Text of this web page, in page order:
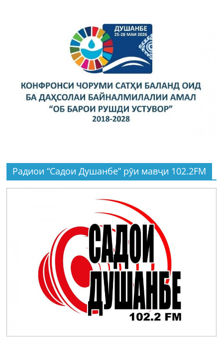
Радиои “Садои Душанбе” рӯи мавҷи 102.2FM